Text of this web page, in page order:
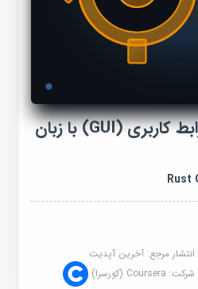
آموزش جامع رابط کاربری (GUI) با زبان
انتشار مرجع:آخرین آپدیت
شرکت:Coursera (کورسرا)